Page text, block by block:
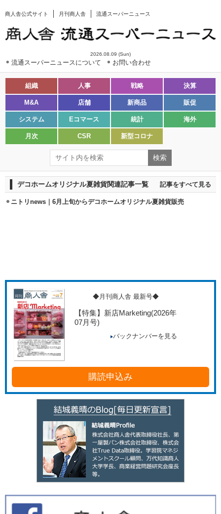
商人舎公式サイト 月刊商人舎 流通スーパーニュース
2026.08.09 (Sun)
流通スーパーニュースについて お問い合わせ
組織 人事 戦略 決算
M&A 店舗 新商品 販促
システム Eコマース 統計 海外
月次 CSR 新型コロナ
デコホームオリジナル夏雑貨関連記事一覧 記事をすべて見る
ニトリnews｜6月上旬からデコホームオリジナル夏雑貨販売
◆月刊商人舎 最新号◆
【特集】新店Marketing(2026年
07月号)
バックナンバーを見る
購読申込み